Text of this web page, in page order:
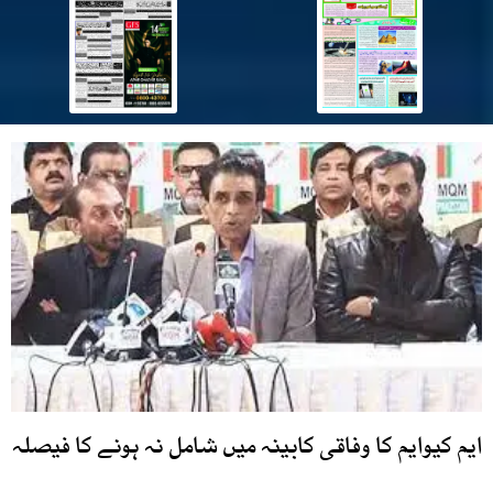
ایم کیوایم کا وفاقی کابینہ میں شامل نہ ہونے کا فیصلہ